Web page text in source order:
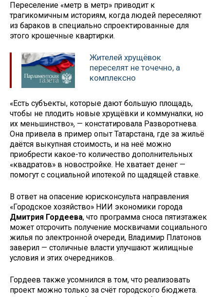
Переселение «метр в метр» приводит к
трагикомичным историям, когда людей переселяют
из бараков в специально спроектированные для
этого крошечные квартирки.
Жителей хрущёвок
переселят не точечно, а
комплексно
«Есть субъекты, которые дают большую площадь,
чтобы не плодить новые хрущёвки и коммуналки, но
их меньшинство», — констатировала Разворотнева.
Она привела в пример опыт Татарстана, где за жильё
даётся выкупная стоимость, и на неё можно
приобрести какое-то количество дополнительных
«квадратов» в новостройке. Не хватает денег —
помогут с социальной ипотекой по щадящей ставке.
В ответ на опасение юрисконсульта направления
«Городское хозяйство» НИИ экономики города
Дмитрия Гордеева, что программа сноса пятиэтажек
может отсрочить получение москвичами социального
жилья по электронной очереди, Владимир Платонов
заверил — столичные власти улучшают жилищные
условия и этих очередников.
Гордеев также усомнился в том, что реализовать
проект можно только за счёт городского бюджета.